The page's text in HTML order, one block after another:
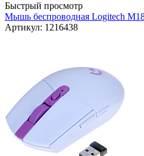
Быстрый просмотр
Мышь беспроводная Logitech
Артикул: 1216438